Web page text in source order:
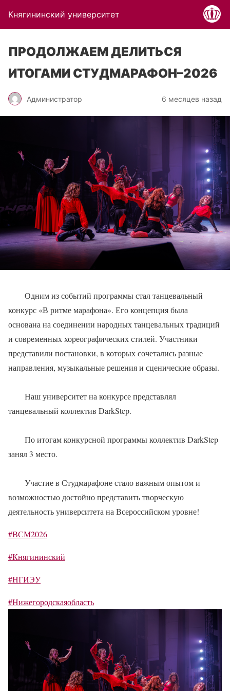
Княгининский университет
ПРОДОЛЖАЕМ ДЕЛИТЬСЯ
ИТОГАМИ СТУДМАРАФОН–2026
Администратор 6 месяцев назад
Одним из событий программы стал танцевальный
конкурс «В ритме марафона». Его концепция была
основана на соединении народных танцевальных традиций
и современных хореографических стилей. Участники
представили постановки, в которых сочетались разные
направления, музыкальные решения и сценические образы.
Наш университет на конкурсе представлял
танцевальный коллектив DarkStep.
По итогам конкурсной программы коллектив DarkStep
занял 3 место.
Участие в Студмарафоне стало важным опытом и
возможностью достойно представить творческую
деятельность университета на Всероссийском уровне!
#ВСМ2026
#Княгининский
#НГИЭУ
#Нижегородскаяобласть